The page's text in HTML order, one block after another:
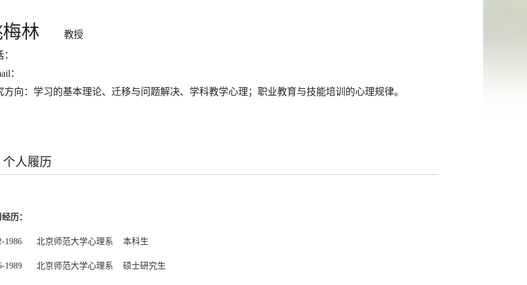
林
教授
：
方向：学习的基本理论、迁移与问题解决、学科教学心理；职业教育与技能培训的心理规律。
个人履历
历：
1986 北京师范大学心理系 本科生
1989 北京师范大学心理系 硕士研究生